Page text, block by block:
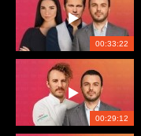
00:33:22
00:29:12